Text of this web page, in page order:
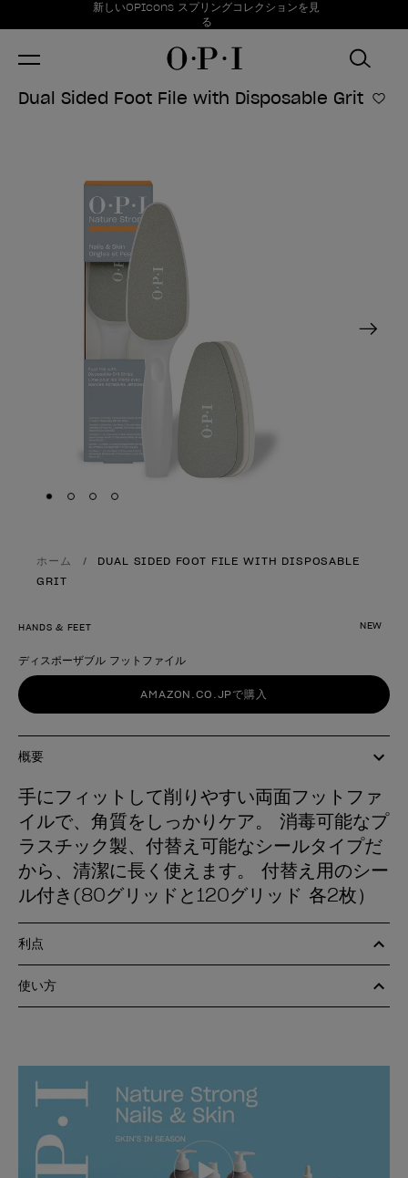
お得情報新しいOPIcons スプリングコレクションを見
る
Item 1 of 1
Dual Sided Foot File with Disposable Grit ほ
Next
Skip to slide
Skip to slide
Skip to slide
Skip to slide
ホーム
DUAL SIDED FOOT FILE WITH DISPOSABLE
GRIT
NEW
HANDS & FEET
ディスポーザブル フットファイル
製品形態
AMAZON.CO.JPで購入
概要
手にフィットして削りやすい両面フットファ
イルで、角質をしっかりケア。 消毒可能なプ
ラスチック製、付替え可能なシールタイプだ
から、清潔に長く使えます。 付替え用のシー
ル付き(80グリッドと120グリッド 各2枚）
利点
使い方